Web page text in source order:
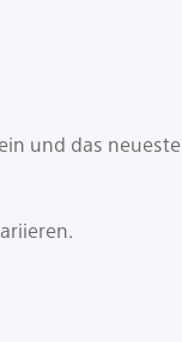
und das neueste